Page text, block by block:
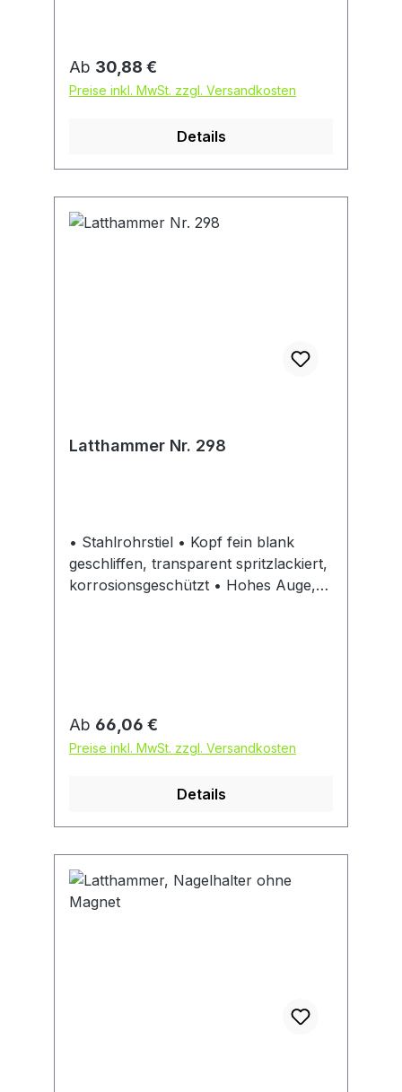
Regulärer Preis:
Ab 30,88 €
Preise inkl. MwSt. zzgl. Versandkosten
Details
Latthammer Nr. 298
• Stahlrohrstiel • Kopf fein blank
geschliffen, transparent spritzlackiert,
korrosionsgeschützt • Hohes Auge,
Regulärer Preis:
Ab 66,06 €
Preise inkl. MwSt. zzgl. Versandkosten
Details